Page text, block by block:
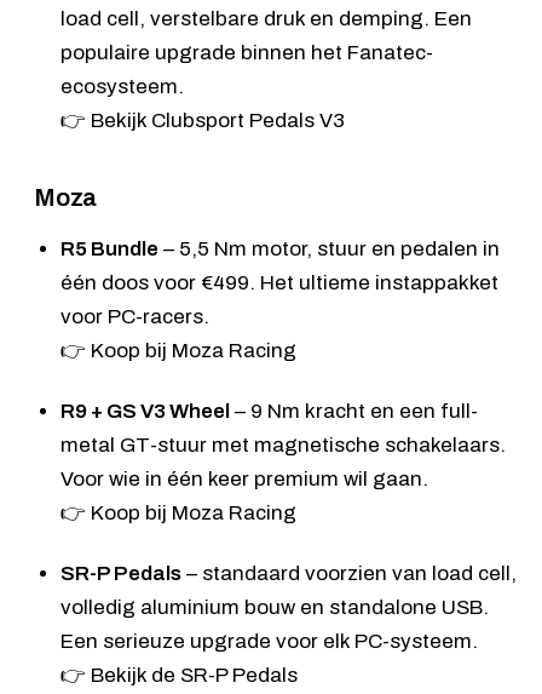
load cell, verstelbare druk en demping. Een
populaire upgrade binnen het Fanatec-
ecosysteem.
👉 Bekijk Clubsport Pedals V3
Moza
R5 Bundle – 5,5 Nm motor, stuur en pedalen in
één doos voor €499. Het ultieme instappakket
voor PC-racers.
👉 Koop bij Moza Racing
R9 + GS V3 Wheel – 9 Nm kracht en een full-
metal GT-stuur met magnetische schakelaars.
Voor wie in één keer premium wil gaan.
👉 Koop bij Moza Racing
SR-P Pedals – standaard voorzien van load cell,
volledig aluminium bouw en standalone USB.
Een serieuze upgrade voor elk PC-systeem.
👉 Bekijk de SR-P Pedals